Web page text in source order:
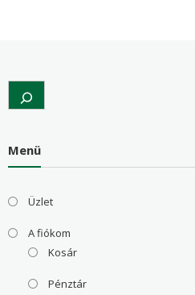
Search
Menü
Üzlet
A fiókom
Kosár
Pénztár